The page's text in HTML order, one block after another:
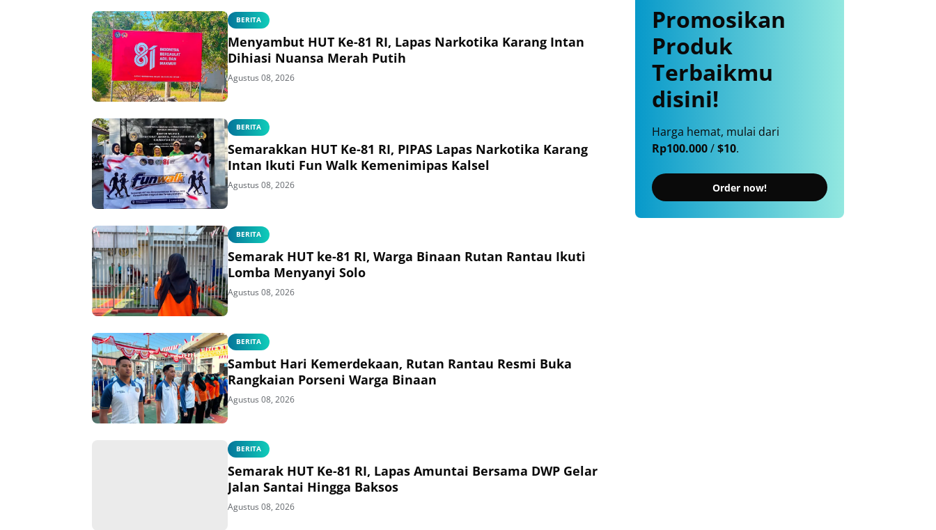
BERITA
Menyambut HUT Ke-81 RI, Lapas Narkotika Karang Intan
Dihiasi Nuansa Merah Putih
Agustus 08, 2026
BERITA
Semarakkan HUT Ke-81 RI, PIPAS Lapas Narkotika Karang
Intan Ikuti Fun Walk Kemenimipas Kalsel
Agustus 08, 2026
BERITA
Semarak HUT ke-81 RI, Warga Binaan Rutan Rantau Ikuti
Lomba Menyanyi Solo
Agustus 08, 2026
BERITA
Sambut Hari Kemerdekaan, Rutan Rantau Resmi Buka
Rangkaian Porseni Warga Binaan
Agustus 08, 2026
BERITA
Semarak HUT Ke-81 RI, Lapas Amuntai Bersama DWP Gelar
Jalan Santai Hingga Baksos
Agustus 08, 2026
Promosikan
Produk
Terbaikmu
disini!
Harga hemat, mulai dari
Rp100.000/$10.
Order now!